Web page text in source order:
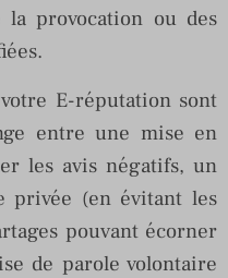
la provocation ou des
E-réputation sont
entre une mise en
les avis négatifs, un
privée (en évitant les
pouvant écorner
de parole volontaire